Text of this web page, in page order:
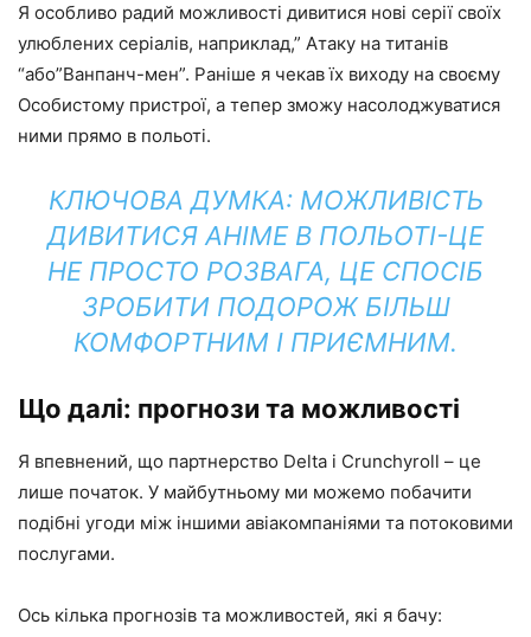
Я особливо радий можливості дивитися нові серії своїх
улюблених серіалів, наприклад,” Атаку на титанів
“або”Ванпанч-мен”. Раніше я чекав їх виходу на своєму
Особистому пристрої, а тепер зможу насолоджуватися
ними прямо в польоті.
КЛЮЧОВА ДУМКА: МОЖЛИВІСТЬ
ДИВИТИСЯ АНІМЕ В ПОЛЬОТІ-ЦЕ
НЕ ПРОСТО РОЗВАГА, ЦЕ СПОСІБ
ЗРОБИТИ ПОДОРОЖ БІЛЬШ
КОМФОРТНИМ І ПРИЄМНИМ.
Що далі: прогнози та можливості
Я впевнений, що партнерство Delta і Crunchyroll – це
лише початок. У майбутньому ми можемо побачити
подібні угоди між іншими авіакомпаніями та потоковими
послугами.
Ось кілька прогнозів та можливостей, які я бачу: